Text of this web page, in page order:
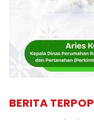
BERITA